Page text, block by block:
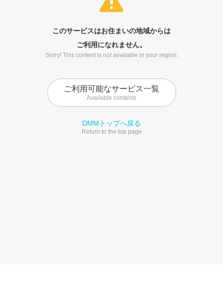
このサービスはお住まいの地域からは
ご利用になれません。
Sorry! This content is not available in your region.
ご利用可能なサービス一覧
Available contents
DMMトップへ戻る
Return to the top page